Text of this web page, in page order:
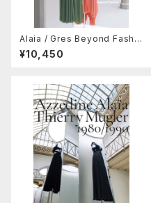
Alaia / Gres Beyond Fashio
n
¥10,450